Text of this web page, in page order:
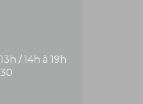
/ 14h à 19h